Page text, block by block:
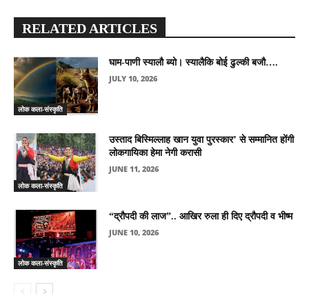
RELATED ARTICLES
लोक कला-संस्कृति
घाम-पाणी स्यालौ ब्यो। स्यालैकि बोई ढुल्की बजौ….
JULY 10, 2026
लोक कला-संस्कृति
उस्ताद बिस्मिल्लाह खान युवा पुरस्कार’ से सम्मानित होंगी
लोकगायिका हेमा नेगी करासी
JUNE 11, 2026
लोक कला-संस्कृति
“द्रौपदी की लाज”.. आखिर रुला ही दिए द्रौपदी व भीष्म
JUNE 10, 2026